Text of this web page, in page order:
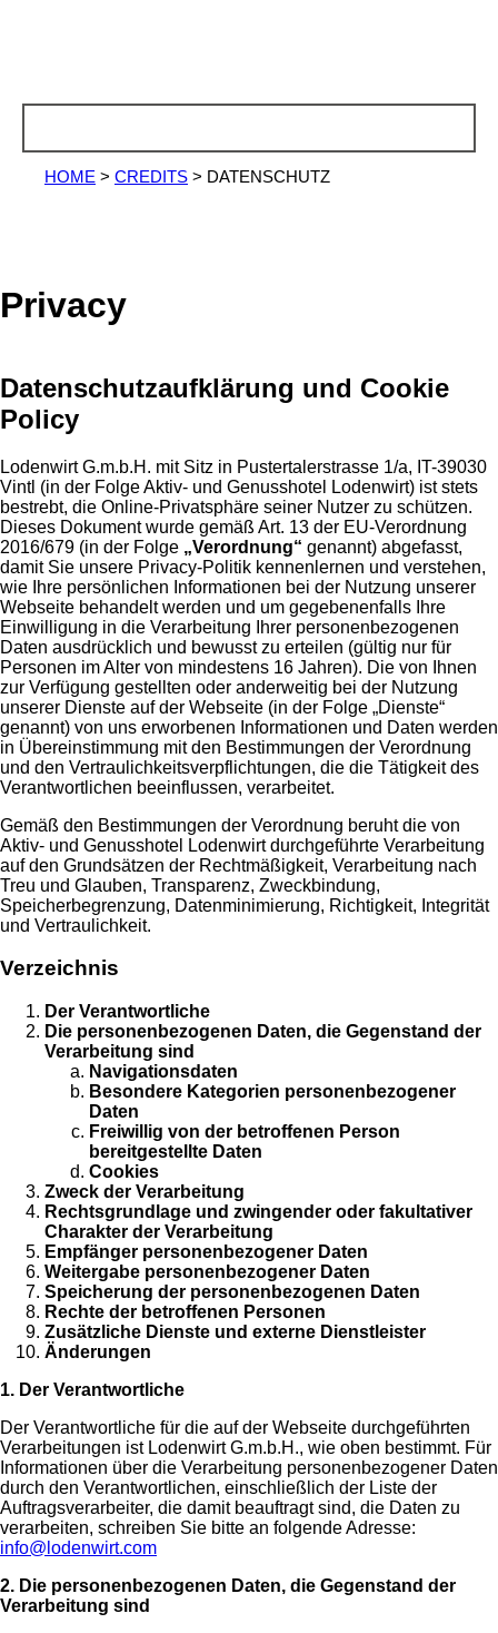
HOME > CREDITS > DATENSCHUTZ
Privacy
Datenschutzaufklärung und Cookie
Policy
Lodenwirt G.m.b.H. mit Sitz in Pustertalerstrasse 1/a, IT-39030
Vintl (in der Folge Aktiv- und Genusshotel Lodenwirt) ist stets
bestrebt, die Online-Privatsphäre seiner Nutzer zu schützen.
Dieses Dokument wurde gemäß Art. 13 der EU-Verordnung
2016/679 (in der Folge „Verordnung“ genannt) abgefasst,
damit Sie unsere Privacy-Politik kennenlernen und verstehen,
wie Ihre persönlichen Informationen bei der Nutzung unserer
Webseite behandelt werden und um gegebenenfalls Ihre
Einwilligung in die Verarbeitung Ihrer personenbezogenen
Daten ausdrücklich und bewusst zu erteilen (gültig nur für
Personen im Alter von mindestens 16 Jahren). Die von Ihnen
zur Verfügung gestellten oder anderweitig bei der Nutzung
unserer Dienste auf der Webseite (in der Folge „Dienste“
genannt) von uns erworbenen Informationen und Daten werden
in Übereinstimmung mit den Bestimmungen der Verordnung
und den Vertraulichkeitsverpflichtungen, die die Tätigkeit des
Verantwortlichen beeinflussen, verarbeitet.
Gemäß den Bestimmungen der Verordnung beruht die von
Aktiv- und Genusshotel Lodenwirt durchgeführte Verarbeitung
auf den Grundsätzen der Rechtmäßigkeit, Verarbeitung nach
Treu und Glauben, Transparenz, Zweckbindung,
Speicherbegrenzung, Datenminimierung, Richtigkeit, Integrität
und Vertraulichkeit.
Verzeichnis
Der Verantwortliche
Die personenbezogenen Daten, die Gegenstand der
Verarbeitung sind
Navigationsdaten
Besondere Kategorien personenbezogener
Daten
Freiwillig von der betroffenen Person
bereitgestellte Daten
Cookies
Zweck der Verarbeitung
Rechtsgrundlage und zwingender oder fakultativer
Charakter der Verarbeitung
Empfänger personenbezogener Daten
Weitergabe personenbezogener Daten
Speicherung der personenbezogenen Daten
Rechte der betroffenen Personen
Zusätzliche Dienste und externe Dienstleister
Änderungen
1. Der Verantwortliche
Der Verantwortliche für die auf der Webseite durchgeführten
Verarbeitungen ist Lodenwirt G.m.b.H., wie oben bestimmt. Für
Informationen über die Verarbeitung personenbezogener Daten
durch den Verantwortlichen, einschließlich der Liste der
Auftragsverarbeiter, die damit beauftragt sind, die Daten zu
verarbeiten, schreiben Sie bitte an folgende Adresse:
info@lodenwirt.com
2. Die personenbezogenen Daten, die Gegenstand der
Verarbeitung sind